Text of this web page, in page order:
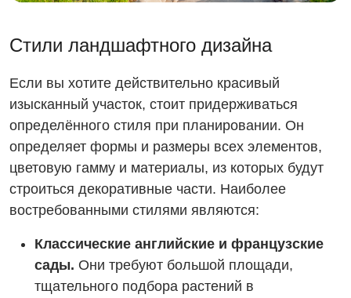
Стили ландшафтного дизайна
Если вы хотите действительно красивый
изысканный участок, стоит придерживаться
определённого стиля при планировании. Он
определяет формы и размеры всех элементов,
цветовую гамму и материалы, из которых будут
строиться декоративные части. Наиболее
востребованными стилями являются:
Классические английские и французские
сады. Они требуют большой площади,
тщательного подбора растений в